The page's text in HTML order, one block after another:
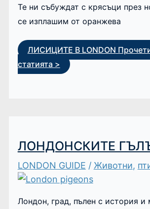
Те ни събуждат с крясъци през
се изплашим от оранжева
ЛИСИЦИТЕ В LONDON
статията >
ЛОНДОНСКИТЕ
LONDON GUIDE / Животни,
Лондон, град, пълен с история и